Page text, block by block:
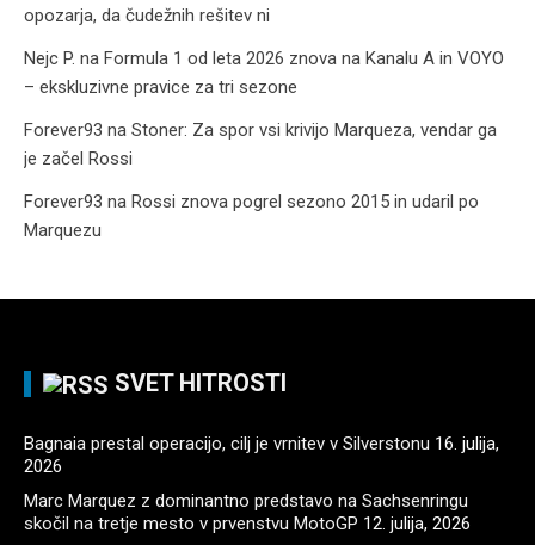
opozarja, da čudežnih rešitev ni
Nejc P. na Formula 1 od leta 2026 znova na Kanalu A in VOYO
– ekskluzivne pravice za tri sezone
Forever93 na Stoner: Za spor vsi krivijo Marqueza, vendar ga
je začel Rossi
Forever93 na Rossi znova pogrel sezono 2015 in udaril po
Marquezu
SVET HITROSTI
Bagnaia prestal operacijo, cilj je vrnitev v Silverstonu 16. julija,
2026
Marc Marquez z dominantno predstavo na Sachsenringu
skočil na tretje mesto v prvenstvu MotoGP 12. julija, 2026